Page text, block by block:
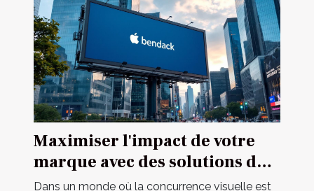
Maximiser l'impact de votre
marque avec des solutions de
signalétique innovantes
Dans un monde où la concurrence visuelle est